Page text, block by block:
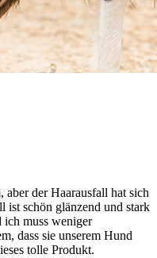
aber der Haarausfall hat sich
ist schön glänzend und stark
muss weniger
dass sie unserem Hund
tolle Produkt.